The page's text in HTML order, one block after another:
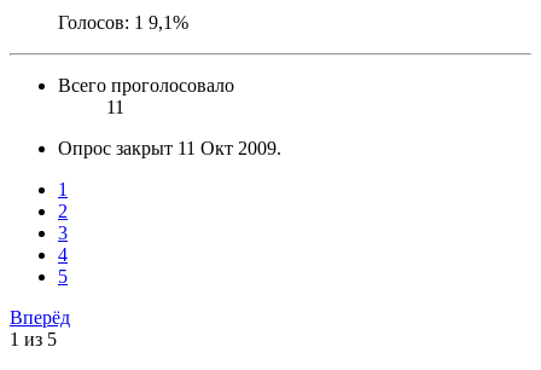
Голосов: 1 9,1%
Всего проголосовало
11
Опрос закрыт 11 Окт 2009.
1
2
3
4
5
Вперёд
1 из 5